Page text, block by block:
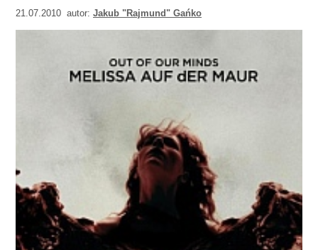
21.07.2010 autor:Jakub "Rajmund" Gańko